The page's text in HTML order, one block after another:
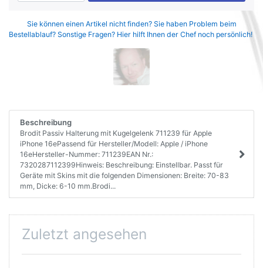
Sie können einen Artikel nicht finden? Sie haben Problem beim
Bestellablauf? Sonstige Fragen? Hier hilft Ihnen der Chef noch persönlich!
Beschreibung
Brodit Passiv Halterung mit Kugelgelenk 711239 für Apple
iPhone 16ePassend für Hersteller/Modell: Apple / iPhone
16eHersteller-Nummer: 711239EAN Nr.:
7320287112399Hinweis: Beschreibung: Einstellbar. Passt für
Geräte mit Skins mit die folgenden Dimensionen: Breite: 70-83
mm, Dicke: 6-10 mm.Brodi...
Zuletzt angesehen